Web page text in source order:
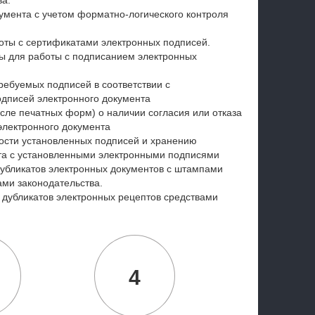
с учетом форматно-логического контроля
с сертификатами электронных подписей.
работы с подписанием электронных
подписей в соответствии с
электронного документа
печатных форм) о наличии согласия или отказа
документа
установленных подписей и хранению
с установленными электронными подписями
электронных документов с штампами
законодательства.
электронных рецептов средствами
4